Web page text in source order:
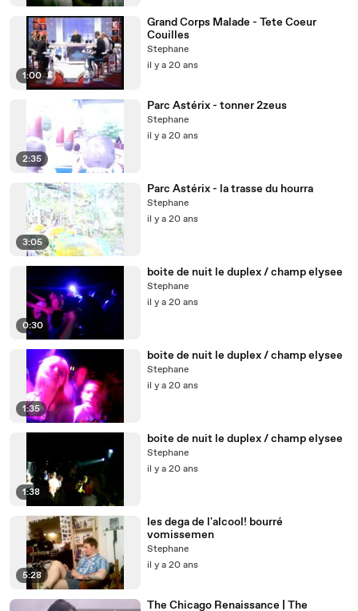
1:00
Grand Corps Malade - Tete Coeur
Couilles
Stephane
il y a 20 ans
2:35
Parc Astérix - tonner 2zeus
Stephane
il y a 20 ans
3:05
Parc Astérix - la trasse du hourra
Stephane
il y a 20 ans
0:30
boite de nuit le duplex / champ elysee
Stephane
il y a 20 ans
1:35
boite de nuit le duplex / champ elysee
Stephane
il y a 20 ans
1:38
boite de nuit le duplex / champ elysee
Stephane
il y a 20 ans
5:28
les dega de l'alcool! bourré
vomissemen
Stephane
il y a 20 ans
The Chicago Renaissance | The